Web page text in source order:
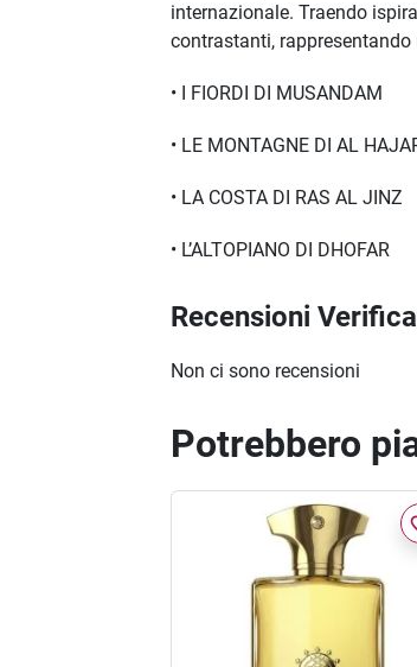
internazionale. Traendo
contrastanti,
• I FIORDI DI MUSANDAM
• LE MONTAGNE DI AL
• LA COSTA DI RAS AL JINZ
• L’ALTOPIANO DI DHOFAR
Recensioni
Non ci sono recensioni
Potrebbero